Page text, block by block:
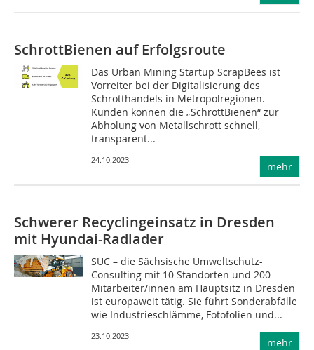
SchrottBienen auf Erfolgsroute
Das Urban Mining Startup ScrapBees ist
Vorreiter bei der Digitalisierung des
Schrotthandels in Metropolregionen.
Kunden können die „SchrottBienen“ zur
Abholung von Metallschrott schnell,
transparent...
24.10.2023
mehr
Schwerer Recyclingeinsatz in Dresden
mit Hyundai-Radlader
SUC – die Sächsische Umweltschutz-
Consulting mit 10 Standorten und 200
Mitarbeiter/innen am Hauptsitz in Dresden
ist europaweit tätig. Sie führt Sonderabfälle
wie Industrieschlämme, Fotofolien und...
23.10.2023
mehr